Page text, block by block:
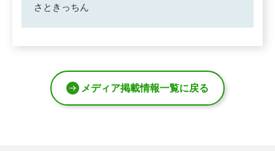
さときっちん
メディア掲載情報一覧に戻る